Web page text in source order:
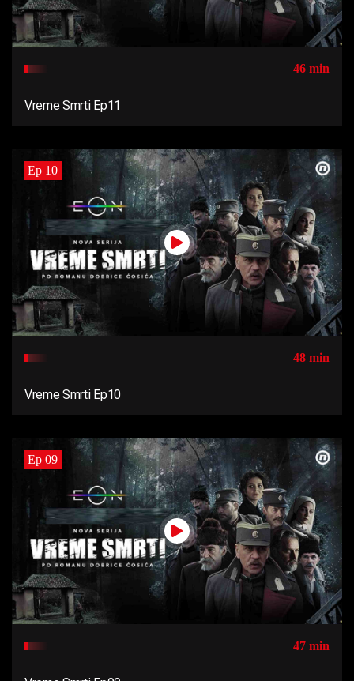
46 min
Vreme Smrti Ep11
Ep 10
48 min
Vreme Smrti Ep10
Ep 09
47 min